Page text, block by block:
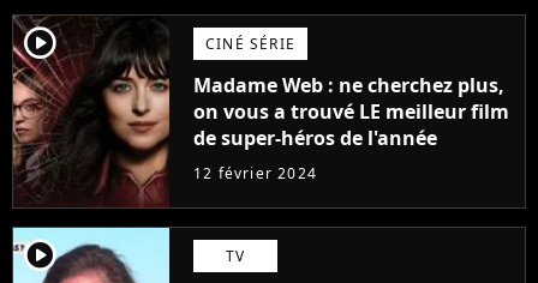
player2 CINÉ SÉRIE
Madame Web : ne cherchez plus,
on vous a trouvé LE meilleur film
de super-héros de l'année
12 février 2024
player2 TV